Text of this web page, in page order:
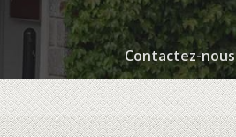
Contactez-nous